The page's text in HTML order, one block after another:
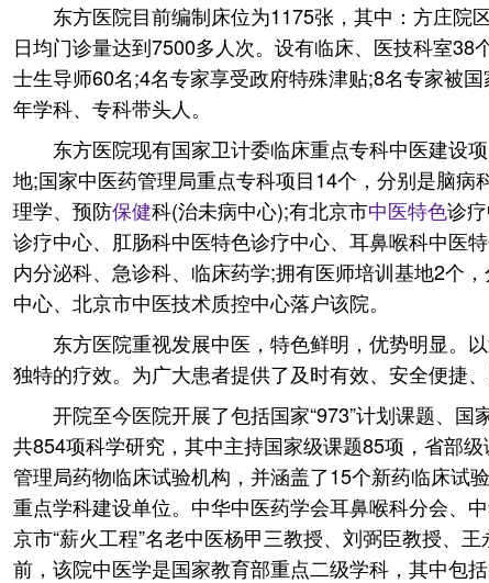
东方医院目前编制床位为1175张，其中：方庄院
日均门诊量达到7500多人次。设有临床、医技科室
士生导师60名;4名专家享受政府特殊津贴;8名专家被
年学科、专科带头人。
东方医院现有国家卫计委临床重点专科中医建设
地;国家中医药管理局重点专科项目14个，分别是脑病
理学、预防保健科(治未病中心);有北京市中医特色诊
诊疗中心、肛肠科中医特色诊疗中心、耳鼻喉科中医
内分泌科、急诊科、临床药学;拥有医师培训基地2个
中心、北京市中医技术质控中心落户该院。
东方医院重视发展中医，特色鲜明，优势明显。
独特的疗效。为广大患者提供了及时有效、安全便捷
开院至今医院开展了包括国家“973”计划课题、
共854项科学研究，其中主持国家级课题85项，省部
管理局药物临床试验机构，并涵盖了15个新药临床试
重点学科建设单位。中华中医药学会耳鼻喉科分会、
京市“薪火工程”名老中医杨甲三教授、刘弼臣教授、
前，该院中医学是国家教育部重点二级学科，其中包